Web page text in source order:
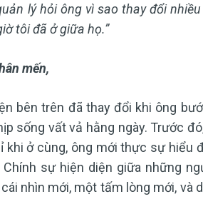
lý hỏi ông vì sao thay đổi
tôi đã ở giữa họ.”
mến,
bên trên đã thay đổi khi ông
sống vất vả hằng ngày. Trước
khi ở cùng, ông mới thực sự hiểu
sự hiện diện giữa những
nhìn mới, một tấm lòng mới, và